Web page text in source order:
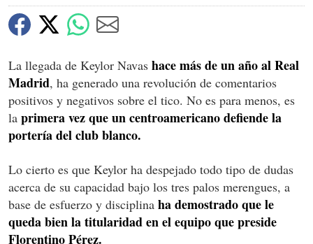
La llegada de Keylor Navas hace más de un año al Real
Madrid, ha generado una revolución de comentarios
positivos y negativos sobre el tico. No es para menos, es
la primera vez que un centroamericano defiende la
portería del club blanco.
Lo cierto es que Keylor ha despejado todo tipo de dudas
acerca de su capacidad bajo los tres palos merengues, a
base de esfuerzo y disciplina ha demostrado que le
queda bien la titularidad en el equipo que preside
Florentino Pérez.